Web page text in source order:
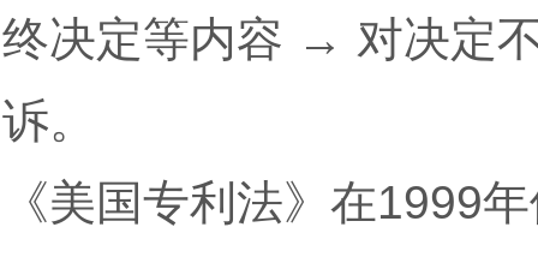
终决定等内容 → 对决定
诉。
《美国专利法》在1999